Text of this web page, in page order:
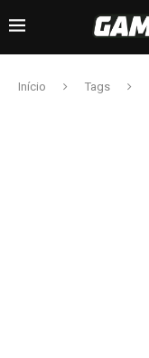
Início Tags